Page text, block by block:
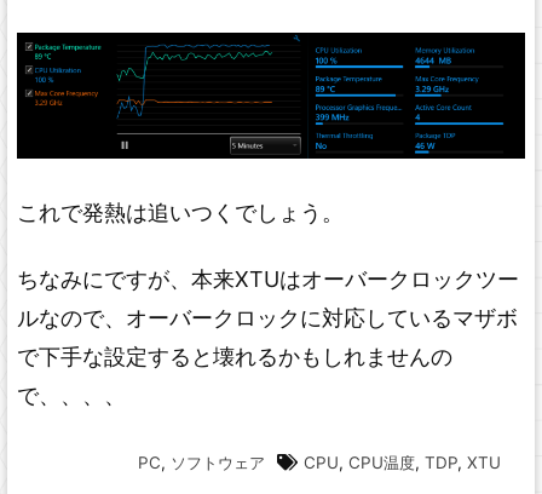
これで発熱は追いつくでしょう。
ちなみにですが、本来XTUはオーバークロックツー
ルなので、オーバークロックに対応しているマザボ
で下手な設定すると壊れるかもしれませんの
で、、、、
PC, ソフトウェア CPU, CPU温度, TDP, XTU